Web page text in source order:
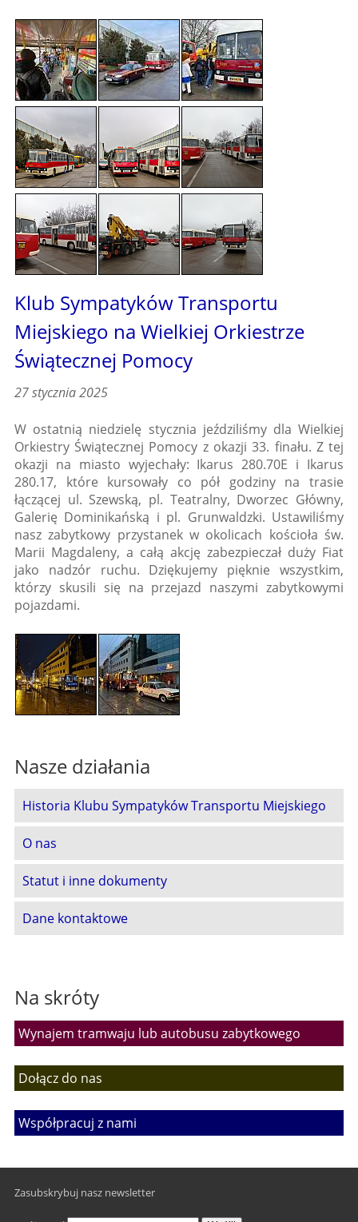
Klub Sympatyków Transportu
Miejskiego na Wielkiej Orkiestrze
Świątecznej Pomocy
27 stycznia 2025
W ostatnią niedzielę stycznia jeździliśmy dla Wielkiej
Orkiestry Świątecznej Pomocy z okazji 33. finału. Z tej
okazji na miasto wyjechały: Ikarus 280.70E i Ikarus
280.17, które kursowały co pół godziny na trasie
łączącej ul. Szewską, pl. Teatralny, Dworzec Główny,
Galerię Dominikańską i pl. Grunwaldzki. Ustawiliśmy
nasz zabytkowy przystanek w okolicach kościoła św.
Marii Magdaleny, a całą akcję zabezpieczał duży Fiat
jako nadzór ruchu. Dziękujemy pięknie wszystkim,
którzy skusili się na przejazd naszymi zabytkowymi
pojazdami.
Nasze działania
Historia Klubu Sympatyków Transportu Miejskiego
O nas
Statut i inne dokumenty
Dane kontaktowe
Na skróty
Wynajem tramwaju lub autobusu zabytkowego
Dołącz do nas
Współpracuj z nami
Zasubskrybuj nasz newsletter